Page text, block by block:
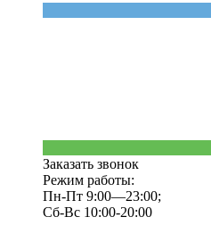
Заказать звонок
Режим работы:
Пн-Пт 9:00—23:00;
Сб-Вс 10:00-20:00